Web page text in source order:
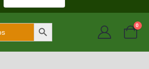
Botón de búsqueda 0